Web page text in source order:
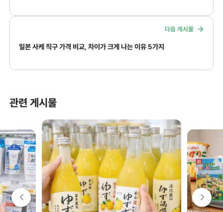
다음 게시물
일본 사케 직구 가격 비교, 차이가 크게 나는 이유 5가지
관련 게시물